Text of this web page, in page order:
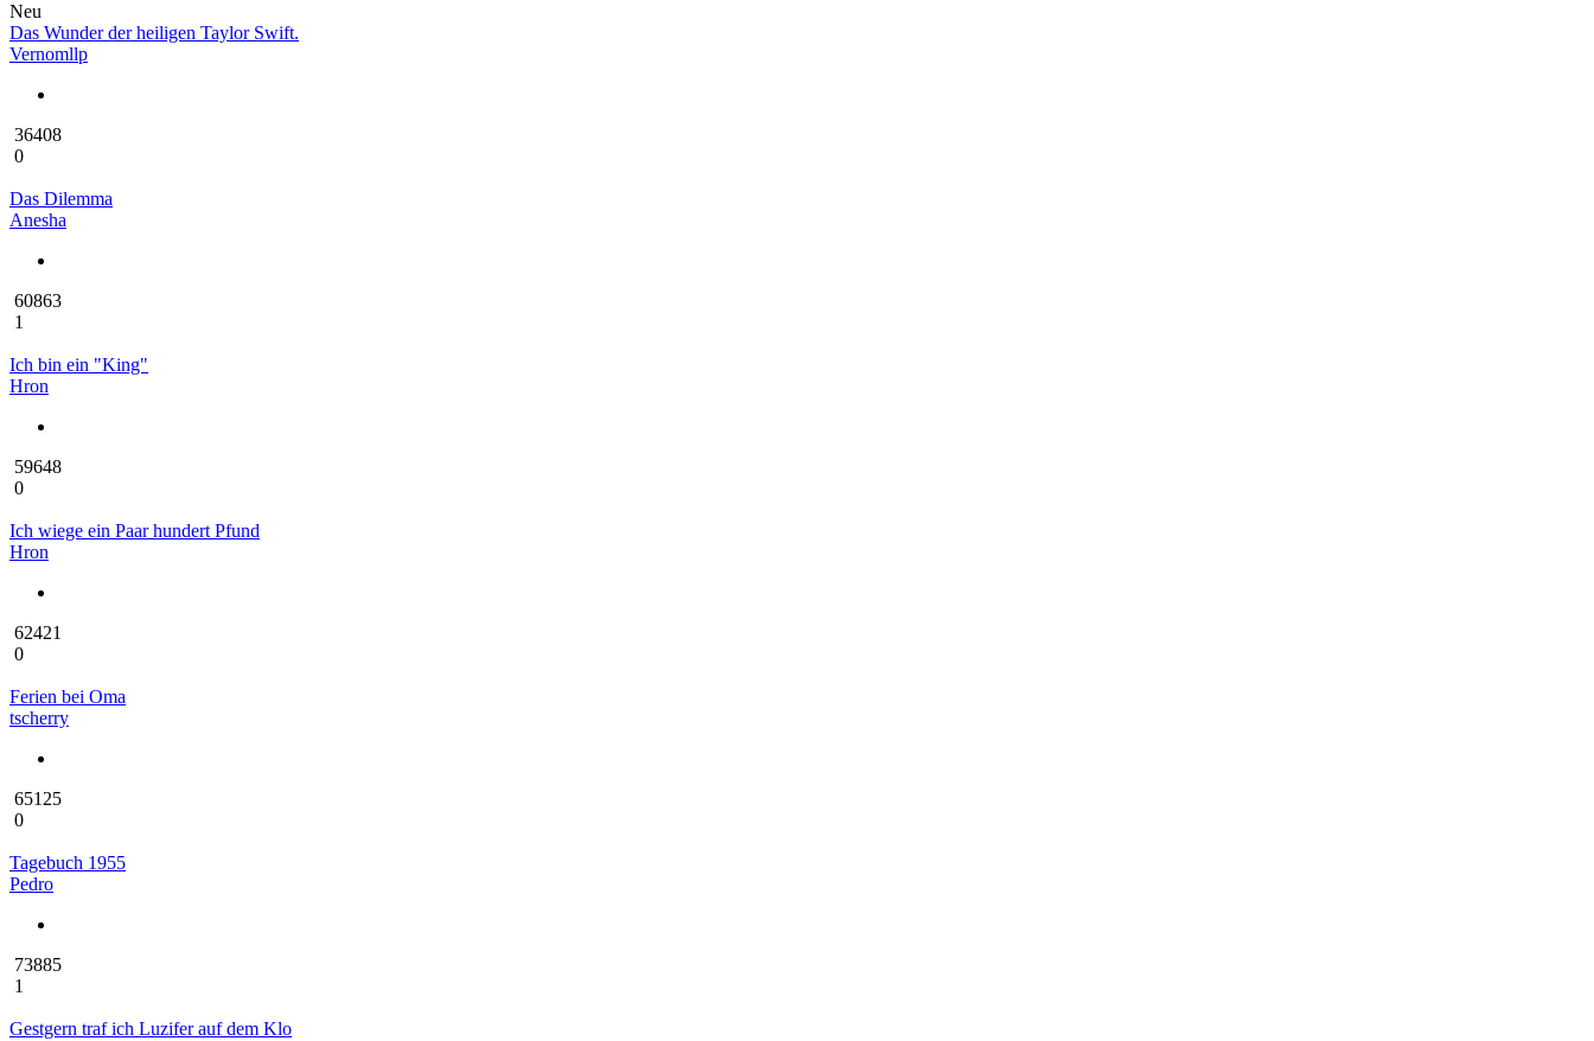
Neu
Das Wunder der heiligen Taylor Swift.
Vernomllp
36408
0
Das Dilemma
Anesha
60863
1
Ich bin ein "King"
Hron
59648
0
Ich wiege ein Paar hundert Pfund
Hron
62421
0
Ferien bei Oma
tscherry
65125
0
Tagebuch 1955
Pedro
73885
1
Gestgern traf ich Luzifer auf dem Klo